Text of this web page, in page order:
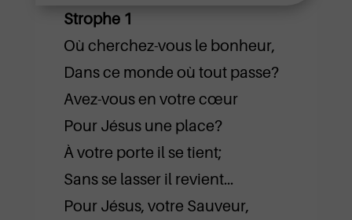
Strophe 1
Où cherchez-vous le bonheur,
Dans ce monde où tout passe?
Avez-vous en votre cœur
Pour Jésus une place?
À votre porte il se tient;
Sans se lasser il revient…
Pour Jésus, votre Sauveur,